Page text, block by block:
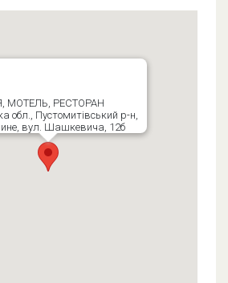
МОТЕЛЬ, РЕСТОРАН
обл., Пустомитівський р-н,
вул. Шашкевича, 12б